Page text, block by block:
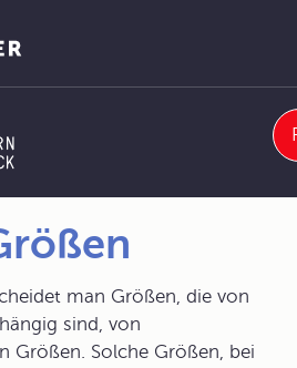
man Größen, die von
sind, von
Größen. Solche Größen, bei